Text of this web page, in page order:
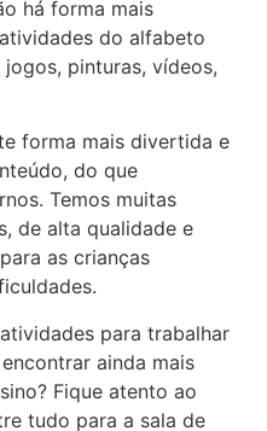
há forma mais
do alfabeto
pinturas, vídeos,
forma mais divertida e
do que
Temos muitas
de alta qualidade e
as crianças
para trabalhar
ainda mais
Fique atento ao
tudo para a sala de